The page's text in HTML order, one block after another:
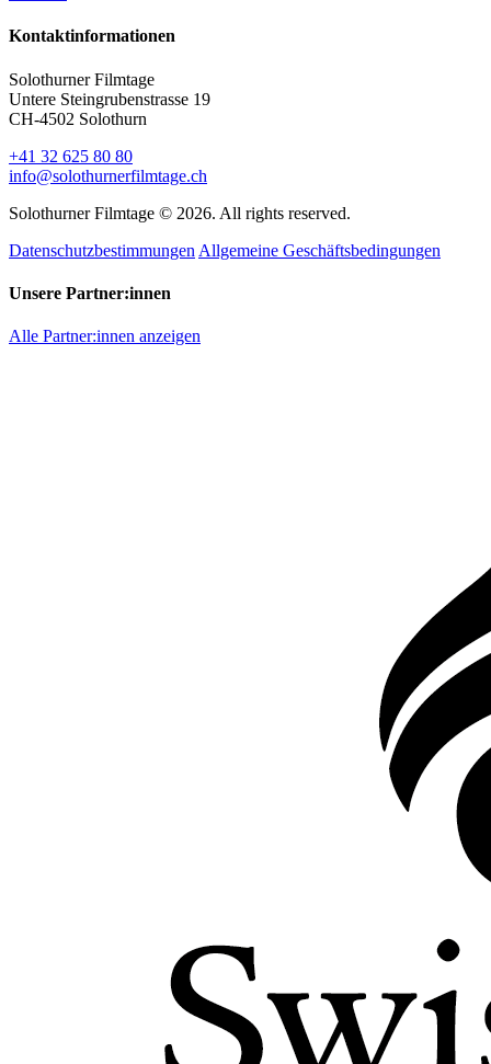
Kontaktinformationen
Solothurner Filmtage
Untere Steingrubenstrasse 19
CH-4502 Solothurn
+41 32 625 80 80
info@solothurnerfilmtage.ch
Solothurner Filmtage © 2026. All rights reserved.
Datenschutzbestimmungen Allgemeine Geschäftsbedingungen
Unsere Partner:innen
Alle Partner:innen anzeigen